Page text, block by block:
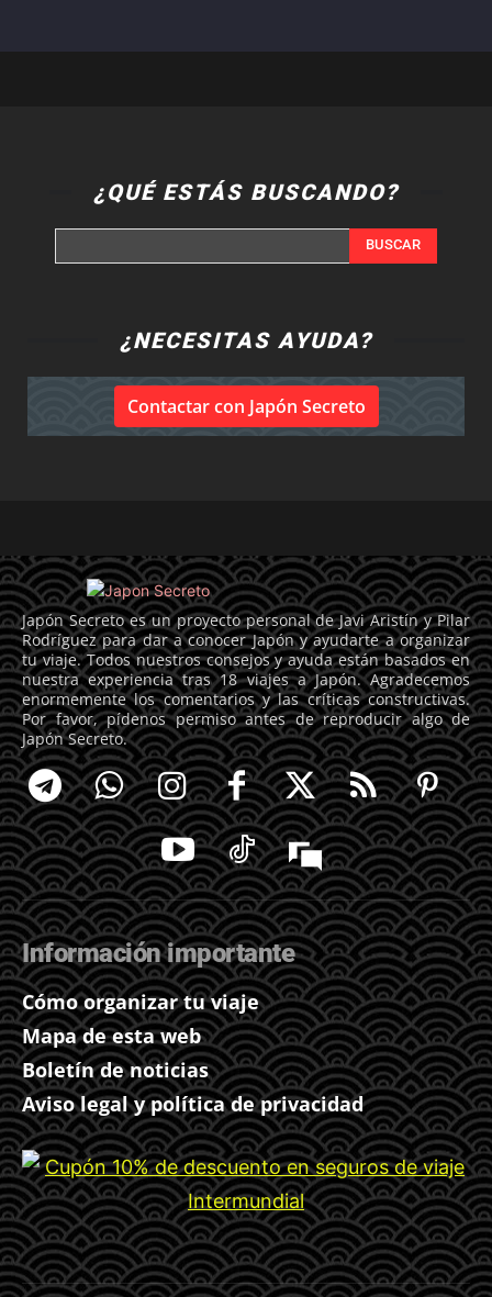
¿QUÉ ESTÁS BUSCANDO?
BUSCAR
¿NECESITAS AYUDA?
Contactar con Japón Secreto
Japón Secreto es un proyecto personal de Javi Aristín y Pilar
Rodríguez para dar a conocer Japón y ayudarte a organizar
tu viaje. Todos nuestros consejos y ayuda están basados en
nuestra experiencia tras 18 viajes a Japón. Agradecemos
enormemente los comentarios y las críticas constructivas.
Por favor, pídenos permiso antes de reproducir algo de
Japón Secreto.
Información importante
Cómo organizar tu viaje
Mapa de esta web
Boletín de noticias
Aviso legal y política de privacidad